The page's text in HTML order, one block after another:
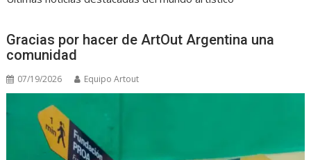
Gracias por hacer de ArtOut Argentina una
comunidad
07/19/2026 Equipo Artout